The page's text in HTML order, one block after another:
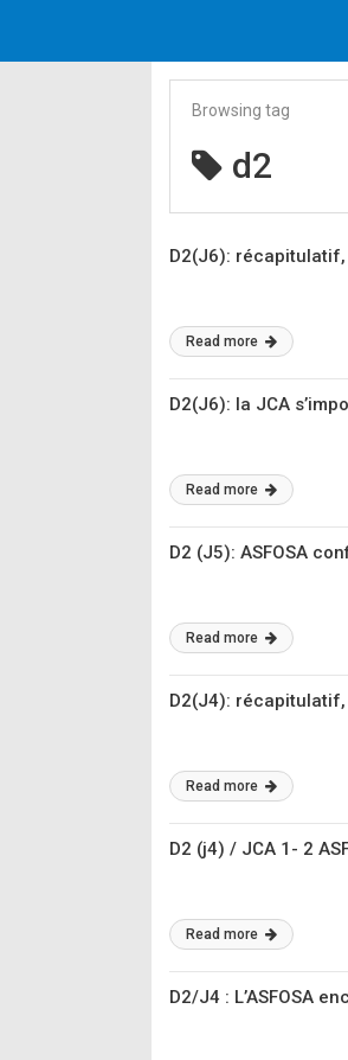
Browsing tag
d2
D2(J6):
Read more
D2(J6): la JCA
Read more
D2 (J5): ASFOSA
Read more
D2(J4):
Read more
D2 (j4) / JCA 1- 2
Read more
D2/J4 : L’ASFOSA